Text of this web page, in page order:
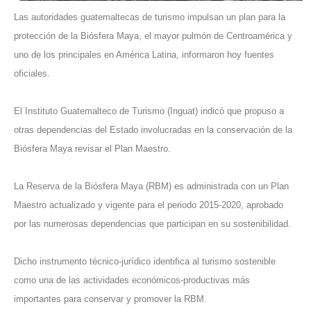
Las autoridades guatemaltecas de turismo impulsan un plan para la
protección de la Biósfera Maya, el mayor pulmón de Centroamérica y
uno de los principales en América Latina, informaron hoy fuentes
oficiales.
El Instituto Guatemalteco de Turismo (Inguat) indicó que propuso a
otras dependencias del Estado involucradas en la conservación de la
Biósfera Maya revisar el Plan Maestro.
La Reserva de la Biósfera Maya (RBM) es administrada con un Plan
Maestro actualizado y vigente para el periodo 2015-2020, aprobado
por las numerosas dependencias que participan en su sostenibilidad.
Dicho instrumento técnico-jurídico identifica al turismo sostenible
como una de las actividades económicos-productivas más
importantes para conservar y promover la RBM.